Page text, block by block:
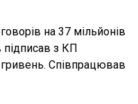
на 37 мільйонів
підписав з КП
гривень. Співпрацював